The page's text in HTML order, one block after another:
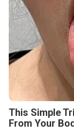
This Simple
From Your